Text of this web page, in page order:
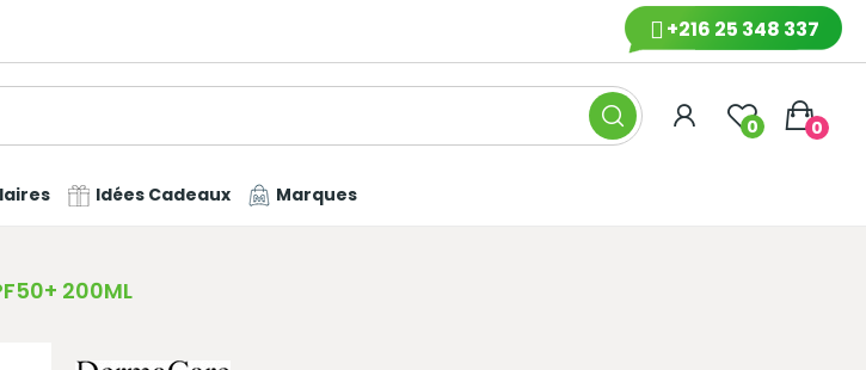
+216 25 348 337
0 0
Idées Cadeaux Marques
200ML